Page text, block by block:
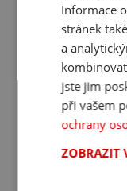
Informace
stránek
a
jste jim
při vašem
ochrany
ZOBRAZIT